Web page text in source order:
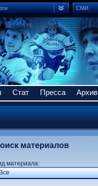
СМИ
Стат Пресса Архив
материалов
материала: